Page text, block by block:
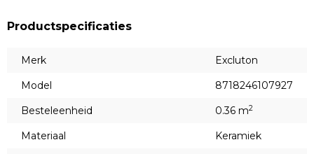
Productspecificaties
Merk
Excluton
Model
8718246107927
Besteleenheid
0.36 m2
Materiaal
Keramiek